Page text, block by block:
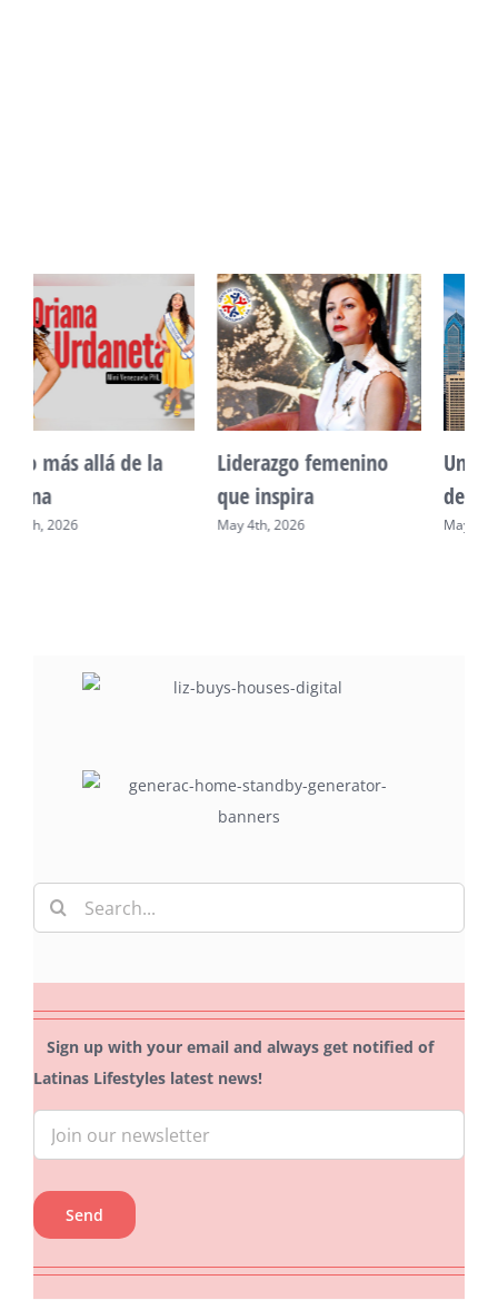
Unidad, cultura y
desarrollo comunitario
May 2nd, 2026
Sueño venezolano en
Philadelphia
May 7th, 2026
Search
for:
Sign up with your email and always get notified of
Latinas Lifestyles latest news!